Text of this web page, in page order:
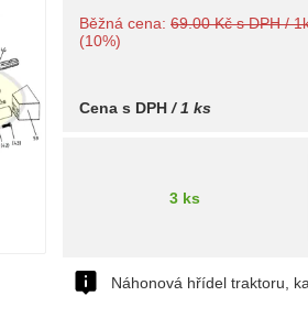
Běžná cena: 69.00 Kč s DPH /
(10%)
Cena s DPH / 1 ks
3 ks
Náhonová hřídel traktoru,